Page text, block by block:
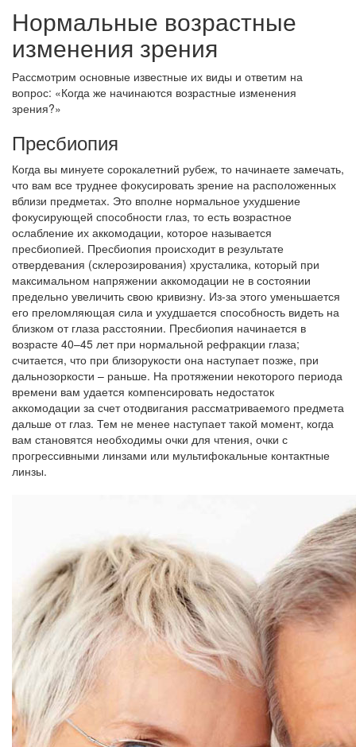
Нормальные возрастные
изменения зрения
Рассмотрим основные известные их виды и ответим на
вопрос: «Когда же начинаются возрастные изменения
зрения?»
Пресбиопия
Когда вы минуете сорокалетний рубеж, то начинаете замечать,
что вам все труднее фокусировать зрение на расположенных
вблизи предметах. Это вполне нормальное ухудшение
фокусирующей способности глаз, то есть возрастное
ослабление их аккомодации, которое называется
пресбиопией. Пресбиопия происходит в результате
отвердевания (склерозирования) хрусталика, который при
максимальном напряжении аккомодации не в состоянии
предельно увеличить свою кривизну. Из-за этого уменьшается
его преломляющая сила и ухудшается способность видеть на
близком от глаза расстоянии. Пресбиопия начинается в
возрасте 40–45 лет при нормальной рефракции глаза;
считается, что при близорукости она наступает позже, при
дальнозоркости – раньше. На протяжении некоторого периода
времени вам удается компенсировать недостаток
аккомодации за счет отодвигания рассматриваемого предмета
дальше от глаз. Тем не менее наступает такой момент, когда
вам становятся необходимы очки для чтения, очки с
прогрессивными линзами или мультифокальные контактные
линзы.